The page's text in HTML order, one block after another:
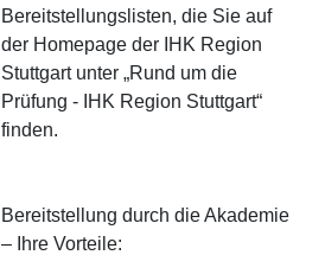
Bereitstellungslisten, die Sie auf
der Homepage der IHK Region
Stuttgart unter „Rund um die
Prüfung - IHK Region Stuttgart“
finden.
Bereitstellung durch die Akademie
– Ihre Vorteile: